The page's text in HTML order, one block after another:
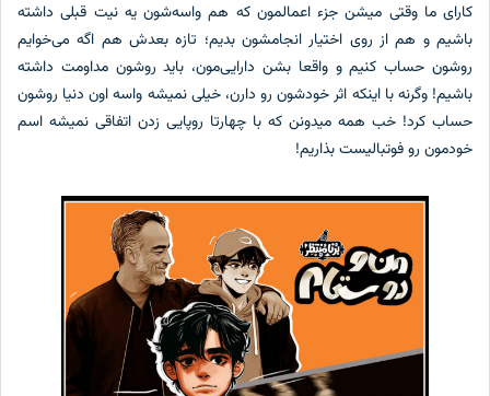
کارای ما وقتی میشن جزء اعمالمون که هم واسه‌شون یه نیت قبلی داشته
باشیم و هم از روی اختیار انجامشون بدیم؛ تازه بعدش هم اگه می‌خوایم
روشون حساب کنیم و واقعا بشن دارایی‌مون، باید روشون مداومت داشته
باشیم! وگرنه با اینکه اثر خودشون رو دارن، خیلی نمیشه واسه اون دنیا روشون
حساب کرد! خب همه میدونن که با چهارتا روپایی زدن اتفاقی نمیشه اسم
خودمون رو فوتبالیست بذاریم!